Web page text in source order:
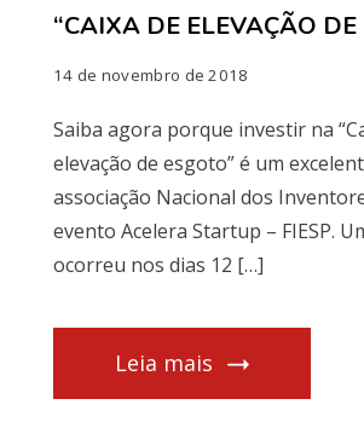
“CAIXA DE ELEVAÇÃO DE
14 de novembro de 2018
Saiba agora porque investir na
elevação de esgoto” é um
associação Nacional dos
evento Acelera Startup – FIESP.
ocorreu nos dias 12 […]
Leia mais